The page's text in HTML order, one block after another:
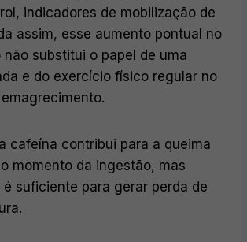
indicadores de mobilização de
assim, esse aumento pontual no
não substitui o papel de uma
e do exercício físico regular no
cafeína contribui para a queima
momento da ingestão, mas
é suficiente para gerar perda de